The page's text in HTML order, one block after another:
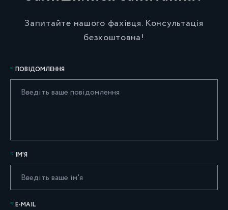
Запитайте нашого фахівця. Консультація
безкоштовна!
ПОВІДОМЛЕННЯ
ІМ'Я
E-MAIL